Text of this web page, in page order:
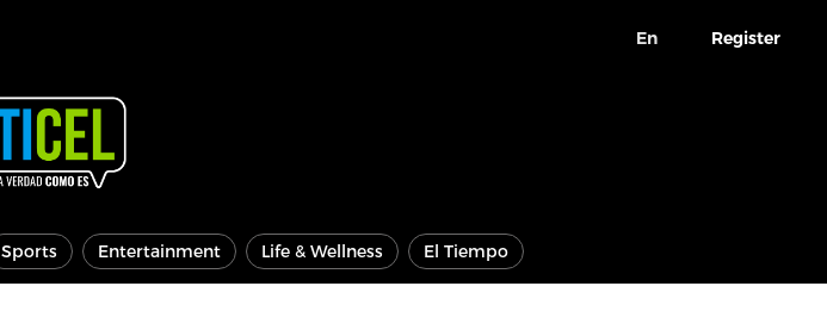
En Register
Sports Entertainment Life & Wellness El Tiempo